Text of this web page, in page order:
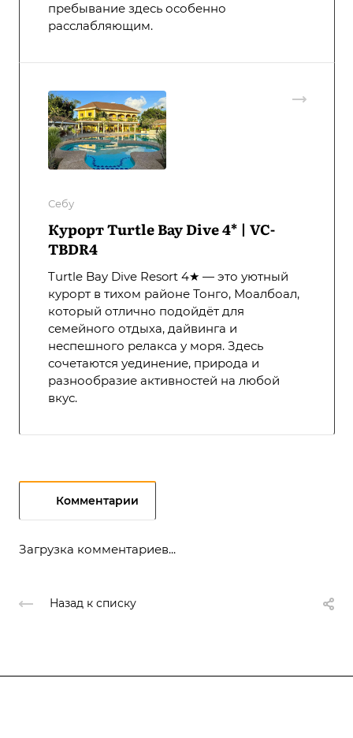
пребывание здесь особенно
расслабляющим.
Себу
Курорт Turtle Bay Dive 4* | VC-
TBDR4
Turtle Bay Dive Resort 4★ — это уютный
курорт в тихом районе Тонго, Моалбоал,
который отлично подойдёт для
семейного отдыха, дайвинга и
неспешного релакса у моря. Здесь
сочетаются уединение, природа и
разнообразие активностей на любой
вкус.
Комментарии
Загрузка комментариев...
Назад к списку